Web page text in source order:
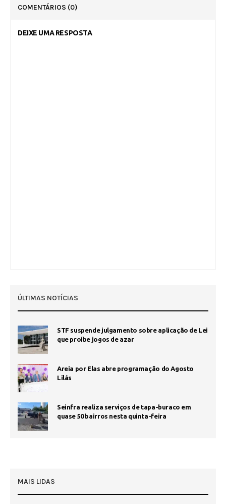
COMENTÁRIOS (0)
DEIXE UMA RESPOSTA
ÚLTIMAS NOTÍCIAS
STF suspende julgamento sobre aplicação de Lei
que proíbe jogos de azar
Areia por Elas abre programação do Agosto
Lilás
Seinfra realiza serviços de tapa-buraco em
quase 50 bairros nesta quinta-feira
MAIS LIDAS